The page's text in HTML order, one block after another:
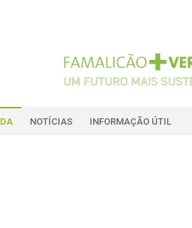
NOTÍCIAS INFORMAÇÃO ÚTIL